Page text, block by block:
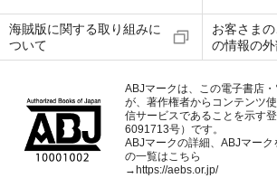
海賊版に関する取り組みに
ついて
お客さま
の情報の
ABJマークは、この電子書店
が、著作権者からコンテンツ
信サービスであることを示す
6091713号）です。
ABJマークの詳細、ABJマー
の一覧はこちら
→ https://aebs.or.jp/